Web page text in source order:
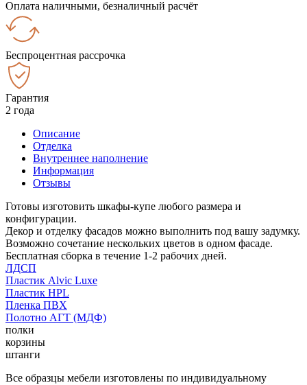
Оплата наличными, безналичный расчёт
Беспроцентная рассрочка
Гарантия
2 года
Описание
Отделка
Внутреннее наполнение
Информация
Отзывы
Готовы изготовить шкафы-купе любого размера и
конфигурации.
Декор и отделку фасадов можно выполнить под вашу задумку.
Возможно сочетание нескольких цветов в одном фасаде.
Бесплатная сборка в течение 1-2 рабочих дней.
ЛДСП
Пластик Alvic Luxe
Пластик HPL
Пленка ПВХ
Полотно АГТ (МДФ)
полки
корзины
штанги
Все образцы мебели изготовлены по индивидуальному